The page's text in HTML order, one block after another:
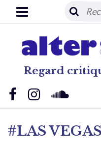
Regard
#LAS VEGAS